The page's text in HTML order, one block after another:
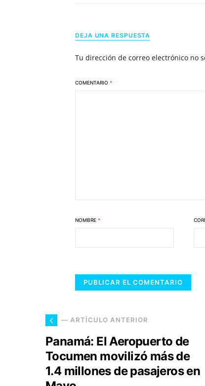
DEJA UNA RESPUESTA
Tu dirección de correo electrónico no
COMENTARIO *
NOMBRE *
— ARTÍCULO ANTERIOR
Panamá: El Aeropuerto de
Tocumen movilizó más de
1.4 millones de pasajeros en